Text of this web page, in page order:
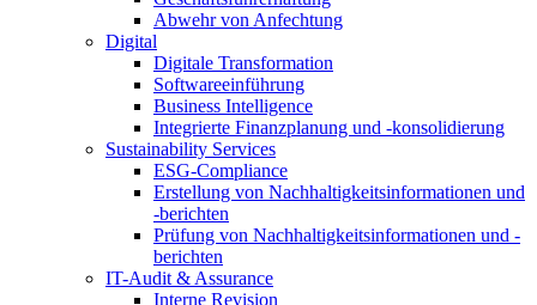
Abwehr von Anfechtung
Digital
Digitale Transformation
Softwareeinführung
Business Intelligence
Integrierte Finanzplanung und -konsolidierung
Sustainability Services
ESG-Compliance
Erstellung von Nachhaltigkeitsinformationen und
-berichten
Prüfung von Nachhaltigkeitsinformationen und -
berichten
IT-Audit & Assurance
Interne Revision